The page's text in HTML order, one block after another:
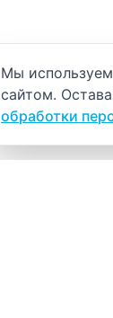
Уведомление
Мы
сайтом.
обработки